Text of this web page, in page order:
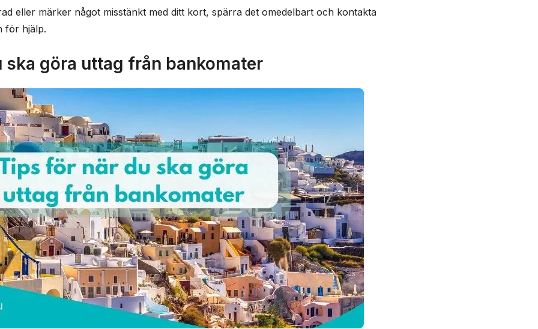
eller märker något misstänkt med ditt kort, spärra det omedelbart och kontakta
för hjälp.
ska göra uttag från bankomater